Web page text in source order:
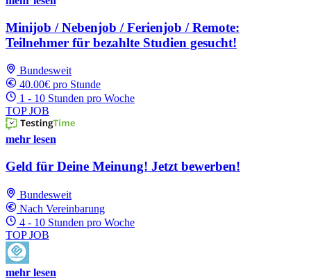
Minijob / Nebenjob / Ferienjob / Remote:
Teilnehmer für bezahlte Studien gesucht!
Bundesweit
40.00€ pro Stunde
1 - 10 Stunden pro Woche
TOP JOB
mehr lesen
Geld für Deine Meinung! Jetzt bewerben!
Bundesweit
Nach Vereinbarung
4 - 10 Stunden pro Woche
TOP JOB
mehr lesen